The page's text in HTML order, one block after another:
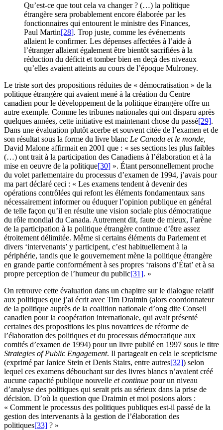
Qu’est-ce que tout cela va changer ? (…) la politique
étrangère sera probablement encore élaborée par les
fonctionnaires qui entourent le ministre des Finances,
Paul Martin[28]. Trop juste, comme les événements
allaient le confirmer. Les dépenses affectées à l’aide à
l’étranger allaient également être bientôt sacrifiées à la
réduction du déficit et tomber bien en deçà des niveaux
qu’elles avaient atteints au cours de l’époque Mulroney.
Le triste sort des propositions réduites de « démocratisation » de la
politique étrangère qui avaient mené à la création du Centre
canadien pour le développement de la politique étrangère offre un
autre exemple. Comme les tribunes nationales qui ont disparu après
quelques années, cette initiative est maintenant chose du passé[29].
Dans une évaluation plutôt acerbe et souvent citée de l’examen et de
son résultat sous la forme du livre blanc Le Canada et le monde,
David Malone affirmait en 2001 que : « ses sections les plus faibles
(…) ont trait à la participation des Canadiens à l’élaboration et à la
mise en oeuvre de la politique[30] ». Étant personnellement proche
du volet parlementaire du processus d’examen de 1994, j’avais pour
ma part déclaré ceci : « Les examens tendent à devenir des
opérations contrôlées qui refont les éléments fondamentaux sans
nécessairement informer ou éduquer l’opinion publique en général
de telle façon qu’il en résulte une vision sociale plus démocratique
du rôle mondial du Canada. Autrement dit, faute de mieux, l’arène
de la participation à la politique étrangère continue d’être assez
étroitement délimitée. Même si certains éléments du Parlement et
divers ‘intervenants’ y participent, c’est habituellement à la
périphérie, tandis que le gouvernement mène la politique étrangère
en grande partie conformément à ses propres ‘raisons d’État’ et à sa
propre perception de l’humeur du public[31]. »
On retrouve cette évaluation dans un chapitre sur le dialogue relatif
aux politiques que j’ai écrit avec Tim Draimin (alors coordonnateur
de la politique auprès de la coalition nationale d’ong dite Conseil
canadien pour la coopération internationale, qui avait présenté
certaines des propositions les plus novatrices de réforme de
l’élaboration des politiques et du processus démocratique aux
comités d’examen de 1994) pour un livre publié en 1997 sous le titre
Strategies of Public Engagement. Il partageait en cela le scepticisme
(exprimé par Janice Stein et Denis Stairs, entre autres[32]) selon
lequel ces examens débouchant sur des livres blancs n’avaient créé
aucune capacité publique nouvelle et continue pour un niveau
d’analyse des politiques qui serait pris au sérieux dans la prise de
décision. D’où la question que Draimin et moi posions alors :
« Comment le processus des politiques publiques est-il passé de la
gestion des intervenants à la gestion de l’élaboration des
politiques[33] ? »